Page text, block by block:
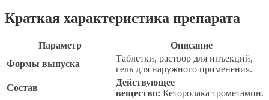
Краткая характеристика препарата
Параметр
Описание
Формы выпуска
Таблетки, раствор для инъекций,
гель для наружного применения.
Состав
Действующее
вещество: Кеторолака трометамин.